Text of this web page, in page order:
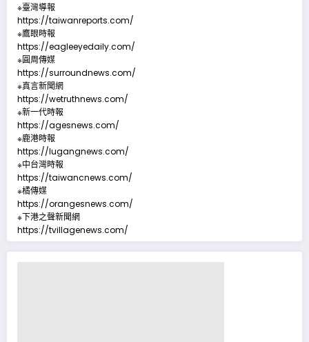
※臺灣導報
https://taiwanreports.com/
※鷹眼時報
https://eagleeyedaily.com/
※圓周傳媒
https://surroundnews.com/
※真言新聞網
https://wetruthnews.com/
※新一代時報
https://agesnews.com/
※鹿港時報
https://lugangnews.com/
※中台灣時報
https://taiwancnews.com/
※橘傳媒
https://orangesnews.com/
※下港之聲新聞網
https://tvillagenews.com/